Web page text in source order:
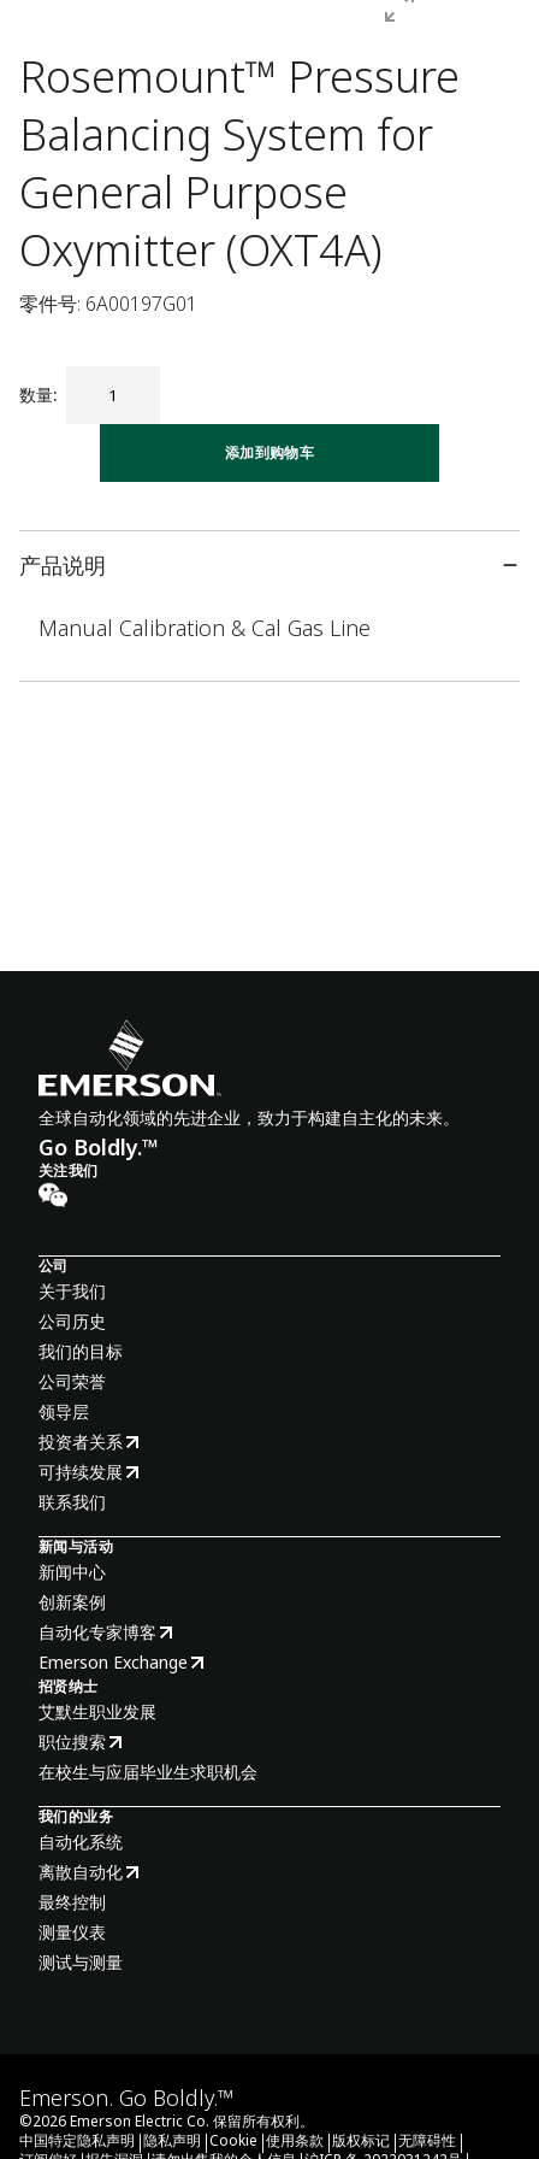
Rosemount™ Pressure
Balancing System for
General Purpose
Oxymitter (OXT4A)
零件号: 6A00197G01
数量:
添加到购物车
产品说明
Manual Calibration & Cal Gas Line
全球自动化领域的先进企业，致力于构建自主化的未来。
Go Boldly.™
关注我们
公司
关于我们
公司历史
我们的目标
公司荣誉
领导层
投资者关系
可持续发展
联系我们
新闻与活动
新闻中心
创新案例
自动化专家博客
Emerson Exchange
招贤纳士
艾默生职业发展
职位搜索
在校生与应届毕业生求职机会
我们的业务
自动化系统
离散自动化
最终控制
测量仪表
测试与测量
Emerson. Go Boldly.™
©2026Emerson Electric Co. 保留所有权利。
中国特定隐私声明 |隐私声明 |Cookie |使用条款 |版权标记 |无障碍性 |